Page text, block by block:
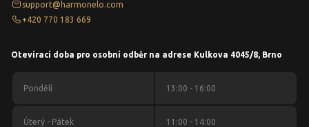
support@harmonelo.com
+420 770 183 669
Otevírací doba pro osobní odběr na adrese Kulkova 4045/8, Brno
Pondělí 13:00 - 16:00
Úterý - Pátek 11:00 - 14:00